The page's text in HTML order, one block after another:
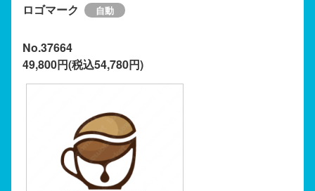
ロゴマーク
No.37664
49,800円(税込54,780円)